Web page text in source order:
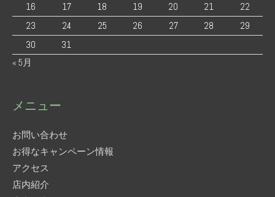
16
17 18 19 20 21
22
23
24 25 26 27 28
29
30
31
« 5月
メニュー
お問い合わせ
お得なキャンペーン情報
アクセス
店内紹介